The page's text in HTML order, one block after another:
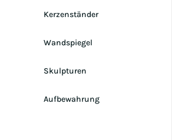
Kerzenständer
Wandspiegel
Skulpturen
Aufbewahrung